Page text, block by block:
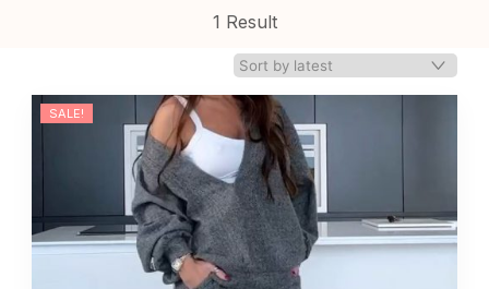
1 Result
SALE!